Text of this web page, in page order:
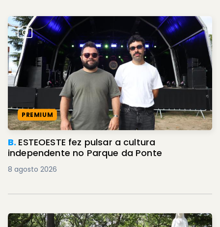
PREMIUM
B. ESTEOESTE fez pulsar a cultura
independente no Parque da Ponte
8 agosto 2026